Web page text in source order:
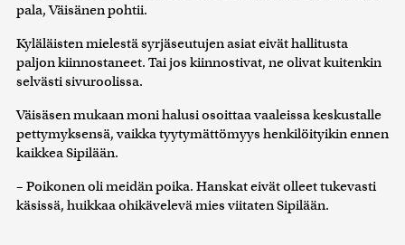
pala, Väisänen pohtii.
Kyläläisten mielestä syrjäseutujen asiat eivät hallitusta
paljon kiinnostaneet. Tai jos kiinnostivat, ne olivat kuitenkin
selvästi sivuroolissa.
Väisäsen mukaan moni halusi osoittaa vaaleissa keskustalle
pettymyksensä, vaikka tyytymättömyys henkilöityikin ennen
kaikkea Sipilään.
– Poikonen oli meidän poika. Hanskat eivät olleet tukevasti
käsissä, huikkaa ohikävelevä mies viitaten Sipilään.